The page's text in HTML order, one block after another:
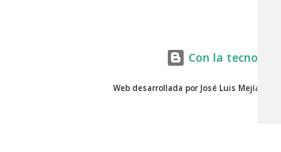
Con la
Web desarrollada por José Luis Mejías